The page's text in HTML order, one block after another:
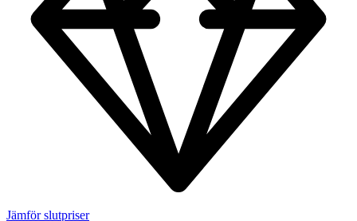
Jämför slutpriser